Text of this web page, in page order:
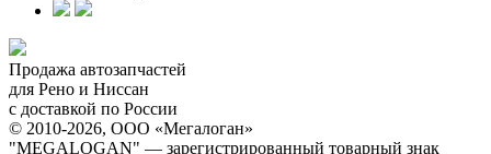
Продажа автозапчастей
для Рено и Ниссан
с доставкой по России
© 2010-2026, ООО «Мегалоган»
"MEGALOGAN" — зарегистрированный товарный знак